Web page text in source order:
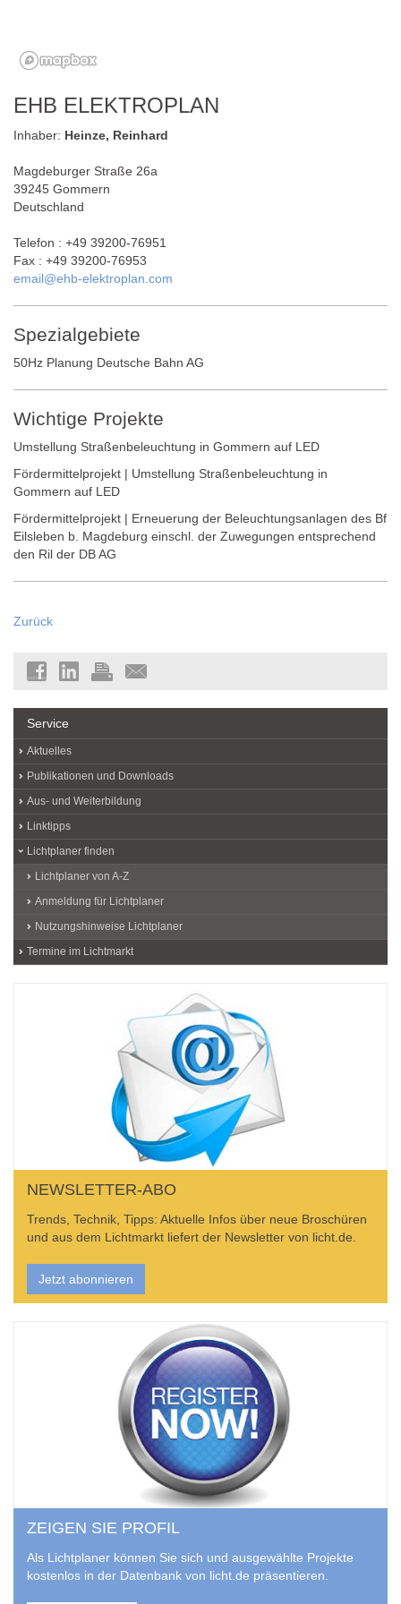
EHB ELEKTROPLAN
Inhaber: Heinze, Reinhard
Magdeburger Straße 26a
39245 Gommern
Deutschland
Telefon : +49 39200-76951
Fax : +49 39200-76953
email@ehb-elektroplan.com
Spezialgebiete
50Hz Planung Deutsche Bahn AG
Wichtige Projekte
Umstellung Straßenbeleuchtung in Gommern auf LED
Fördermittelprojekt | Umstellung Straßenbeleuchtung in
Gommern auf LED
Fördermittelprojekt | Erneuerung der Beleuchtungsanlagen des Bf
Eilsleben b. Magdeburg einschl. der Zuwegungen entsprechend
den Ril der DB AG
Zurück
Service
Aktuelles
Publikationen und Downloads
Aus- und Weiterbildung
Linktipps
Lichtplaner finden
Lichtplaner von A-Z
Anmeldung für Lichtplaner
Nutzungshinweise Lichtplaner
Termine im Lichtmarkt
NEWSLETTER-ABO
Trends, Technik, Tipps: Aktuelle Infos über neue Broschüren
und aus dem Lichtmarkt liefert der Newsletter von licht.de.
Jetzt abonnieren
ZEIGEN SIE PROFIL
Als Lichtplaner können Sie sich und ausgewählte Projekte
kostenlos in der Datenbank von licht.de präsentieren.